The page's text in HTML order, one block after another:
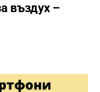
въздух –